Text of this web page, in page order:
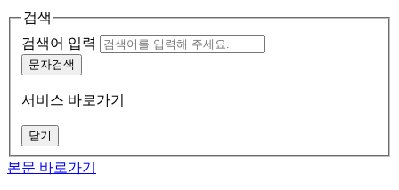
검색
검색어 입력
문자검색
서비스 바로가기
닫기
본문 바로가기